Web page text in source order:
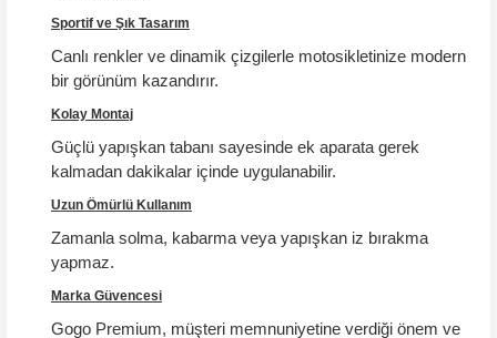
Sportif ve Şık Tasarım
Canlı renkler ve dinamik çizgilerle motosikletinize modern
bir görünüm kazandırır.
Kolay Montaj
Güçlü yapışkan tabanı sayesinde ek aparata gerek
kalmadan dakikalar içinde uygulanabilir.
Uzun Ömürlü Kullanım
Zamanla solma, kabarma veya yapışkan iz bırakma
yapmaz.
Marka Güvencesi
Gogo Premium, müşteri memnuniyetine verdiği önem ve